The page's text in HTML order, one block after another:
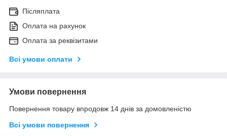
Післяплата
Оплата на рахунок
Оплата за реквізитами
Всі умови оплати
Умови повернення
Повернення товару впродовж 14 днів за домовленістю
Всі умови повернення